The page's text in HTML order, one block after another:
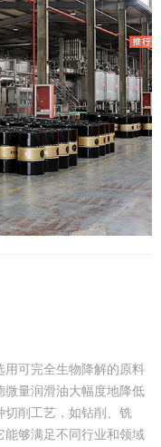
可完全生物降解的原料
微量润滑油大幅度地降低
切削工艺，如钻削、铣
够满足不同行业和领域